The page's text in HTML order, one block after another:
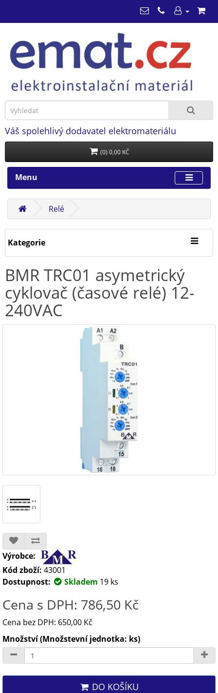
Váš spolehlivý dodavatel elektromateriálu
(0) 0,00 KČ
Menu
Relé
Kategorie
BMR TRC01 asymetrický
cyklovač (časové relé) 12-
240VAC
Výrobce:
Kód zboží: 43001
Dostupnost:
Skladem 19 ks
Cena s DPH: 786,50 Kč
Cena bez DPH: 650,00 Kč
Množství (Množstevní jednotka: ks)
DO KOŠÍKU